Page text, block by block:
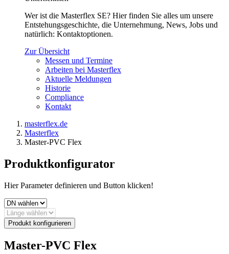
Wer ist die Masterflex SE? Hier finden Sie alles um unsere
Entstehungsgeschichte, die Unternehmung, News, Jobs und
natürlich: Kontaktoptionen.
Zur Übersicht
Messen und Termine
Arbeiten bei Masterflex
Aktuelle Meldungen
Historie
Compliance
Kontakt
masterflex.de
Masterflex
Master-PVC Flex
Produktkonfigurator
Hier Parameter definieren und Button klicken!
Produkt konfigurieren
Master-PVC Flex